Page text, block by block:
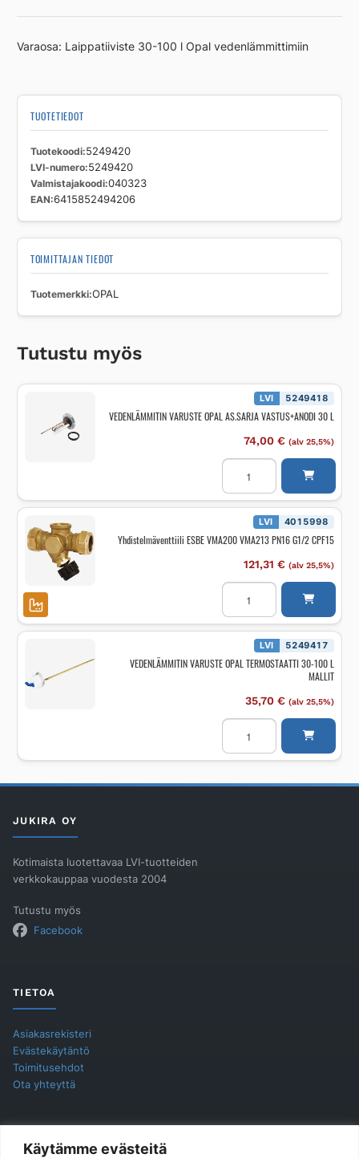
Käytämme evästeitä
30-
MALLIT
Varaosa: Laippatiiviste 30-100 l Opal vedenlämmittimiin
TUOTETIEDOT
Tuotekoodi 5249420
LVI-numero 5249420
Valmistajakoodi 040323
EAN 6415852494206
TOIMITTAJAN TIEDOT
Tuotemerkki OPAL
Tutustu myös
LVI 5249418
VEDENLÄMMITIN VARUSTE OPAL AS.SARJA VASTUS+ANODI 30 L
74,00 € (alv 25,5%)
VEDENLÄMMITIN
VARUSTE
OPAL
AS.SARJA
VASTUS+ANODI
määrä
LVI 4015998
Yhdistelmäventtiili ESBE VMA200 VMA213 PN16 G1/2 CPF15
121,31 € (alv 25,5%)
Yhdistelmäventtiili
ESBE
VMA200
VMA213
PN16
CPF15
määrä
LVI 5249417
VEDENLÄMMITIN VARUSTE OPAL TERMOSTAATTI 30-100 L
MALLIT
35,70 € (alv 25,5%)
VEDENLÄMMITIN
VARUSTE
OPAL
TERMOSTAATTI
L
JUKIRA OY
Kotimaista luotettavaa LVI-tuotteiden
verkkokauppaa vuodesta 2004
Tutustu myös
Facebook
TIETOA
Asiakasrekisteri
Evästekäytäntö
Toimitusehdot
Ota yhteyttä
YHTEYSTIEDOT